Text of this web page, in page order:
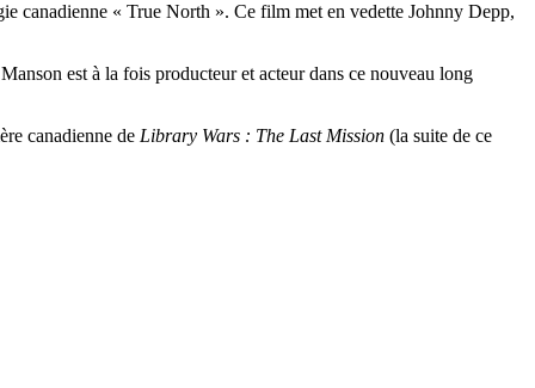
canadienne « True North ». Ce film met en vedette Johnny Depp,
est à la fois producteur et acteur dans ce nouveau long
canadienne de Library Wars : The Last Mission (la suite de ce